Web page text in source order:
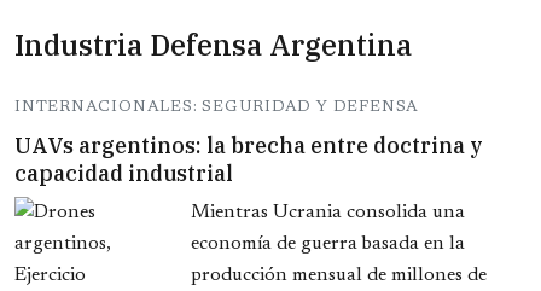
Industria Defensa Argentina
INTERNACIONALES: SEGURIDAD Y DEFENSA
UAVs argentinos: la brecha entre doctrina y
capacidad industrial
Mientras Ucrania consolida una
economía de guerra basada en la
producción mensual de millones de